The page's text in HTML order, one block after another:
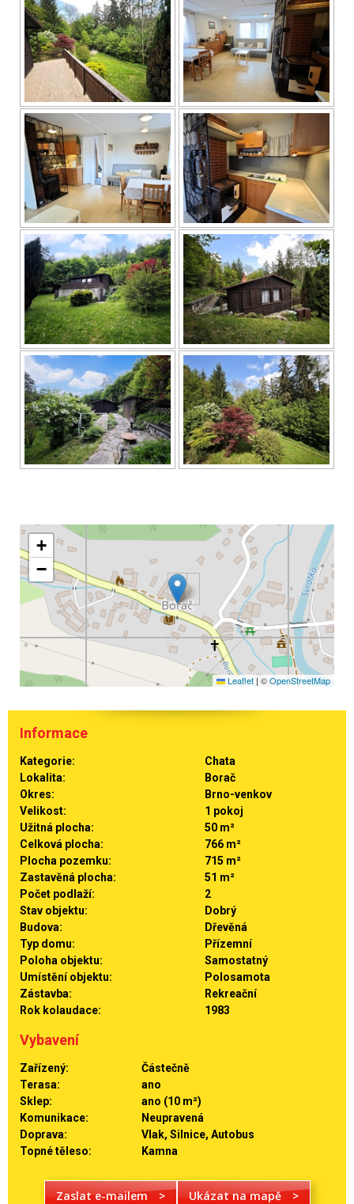
+
−
Leaflet | ©OpenStreetMap
Informace
Kategorie:
Chata
Lokalita:
Borač
Okres:
Brno-venkov
Velikost:
1 pokoj
Užitná plocha:
50 m²
Celková plocha:
766 m²
Plocha pozemku:
715 m²
Zastavěná plocha:
51 m²
Počet podlaží:
2
Stav objektu:
Dobrý
Budova:
Dřevěná
Typ domu:
Přízemní
Poloha objektu:
Samostatný
Umístění objektu:
Polosamota
Zástavba:
Rekreační
Rok kolaudace:
1983
Vybavení
Zařízený:
Částečně
Terasa:
ano
Sklep:
ano (10 m²)
Komunikace:
Neupravená
Doprava:
Vlak, Silnice, Autobus
Topné těleso:
Kamna
Zaslat e-mailem > Ukázat na mapě >